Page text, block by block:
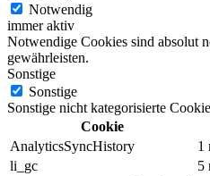
Notwendig
immer aktiv
Notwendige Cookies sind absolut
gewährleisten.
Sonstige
Sonstige
Sonstige nicht kategorisierte
Cookie
AnalyticsSyncHistory
1
li_gc
5